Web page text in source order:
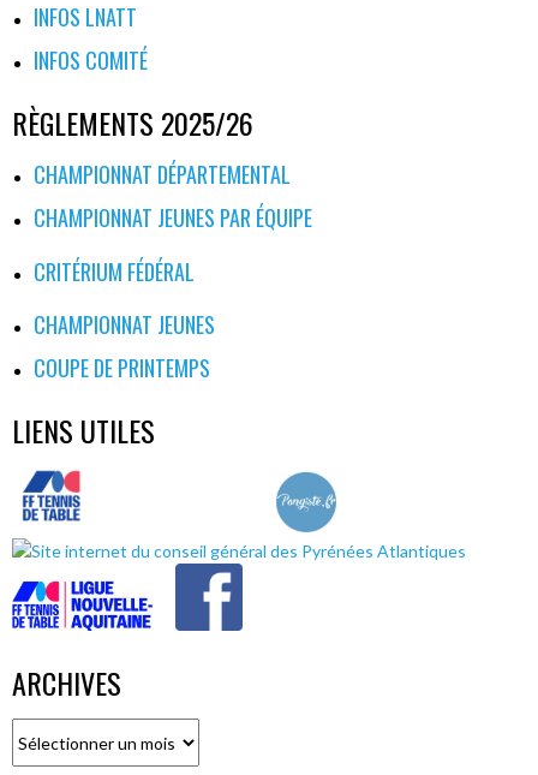
INFOS LNATT
INFOS COMITÉ
RÈGLEMENTS 2025/26
CHAMPIONNAT DÉPARTEMENTAL
CHAMPIONNAT JEUNES PAR ÉQUIPE
CRITÉRIUM FÉDÉRAL
CHAMPIONNAT JEUNES
COUPE DE PRINTEMPS
LIENS UTILES
ARCHIVES